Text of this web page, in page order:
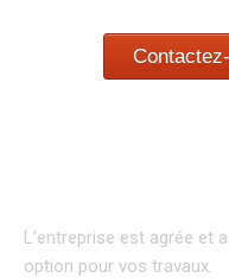
L’entreprise est agrée et
option pour vos travaux.